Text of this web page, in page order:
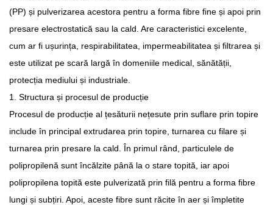
(PP) și pulverizarea acestora pentru a forma fibre fine și apoi prin
presare electrostatică sau la cald. Are caracteristici excelente,
cum ar fi ușurința, respirabilitatea, impermeabilitatea și filtrarea și
este utilizat pe scară largă în domeniile medical, sănătății,
protecția mediului și industriale.
1. Structura și procesul de producție
Procesul de producție al țesăturii nețesute prin suflare prin topire
include în principal extrudarea prin topire, turnarea cu filare și
turnarea prin presare la cald. În primul rând, particulele de
polipropilenă sunt încălzite până la o stare topită, iar apoi
polipropilena topită este pulverizată prin filă pentru a forma fibre
lungi și subțiri. Apoi, aceste fibre sunt răcite în aer și împletite